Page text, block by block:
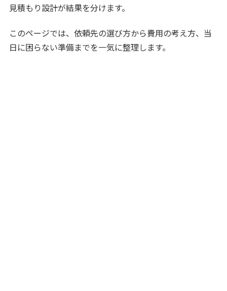
見積もり設計が結果を分けます。
このページでは、依頼先の選び方から費用の考え方、当
日に困らない準備までを一気に整理します。